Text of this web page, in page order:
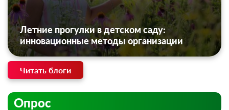
Летние прогулки в детском саду:
инновационные методы организации
Читать блоги
Опрос